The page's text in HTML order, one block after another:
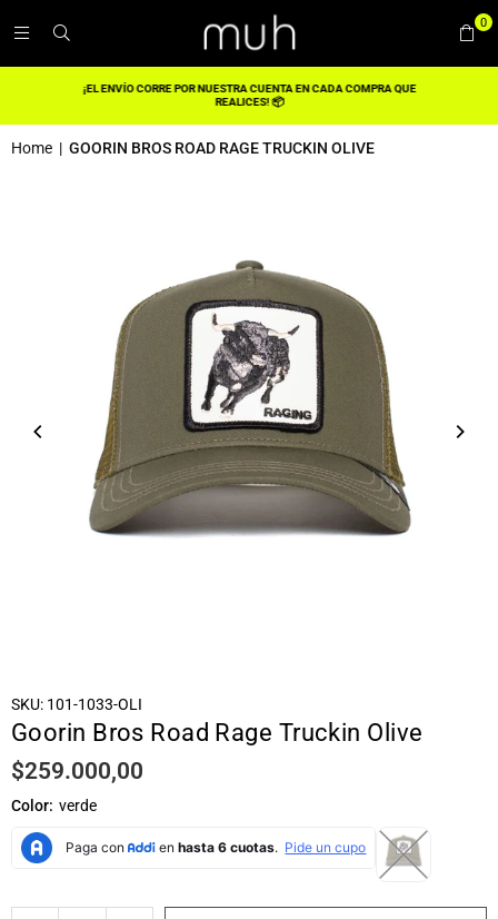
0
¡EL ENVÍO CORRE POR NUESTRA CUENTA EN CADA COMPRA QUE
REALICES! 📦
Home | GOORIN BROS ROAD RAGE TRUCKIN OLIVE
SKU: 101-1033-OLI
Goorin Bros Road Rage Truckin Olive
Precio
habitual
$259.000,00
Color: verde